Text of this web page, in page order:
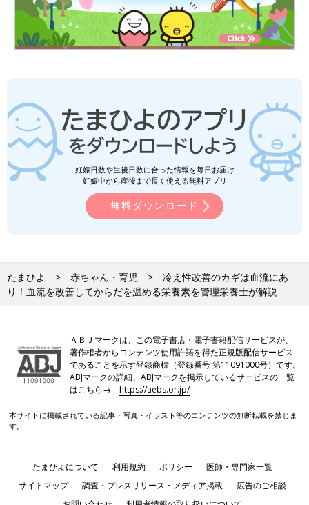
暖房器具やカイロなどを使って外側から温めるだけでなく、筋力
る食べ物を献立に取り入れて、冷え性の改善を目指しましょう。
症”の違いとは？
※2 厚生労働省研究班「女性の健康推進室 ヘルスケアラボ」冷
え
※3 徳島県医師会「体温と発熱１」
※4 大野接骨院/ハートプラン研究所「身体を温めることによる生
体反応」
※5 厚生労働省「e-ヘルスネット」たんぱく質
※8 株式会社わかさ生活「わかさの秘密」EPA
※9 株式会社わかさ生活「わかさの秘密」DHA
※10 厚生労働省「eJIM」カルニチン
妊娠日数や生後日数に合った情報を毎日お届け
妊娠中から産後まで長く使える無料アプリ
無料ダウンロード
たまひよ 赤ちゃん・育児
冷え性改善のカギは血流にあ
り！血流を改善してからだを温める栄養素を管理栄養士が解説
ＡＢＪマークは、この電子書店・電子書籍配信サービスが、
著作権者からコンテンツ使用許諾を得た正規版配信サービス
であることを示す登録商標（登録番号 第11091000号）です。
ABJマークの詳細、ABJマークを掲示しているサービスの一覧
はこちら→https://aebs.or.jp/
本サイトに掲載されている記事・写真・イラスト等のコンテンツの無断転載を禁じま
す。
たまひよについて 利用規約 ポリシー
医師・専門家一覧
サイトマップ
調査・プレスリリース・メディア掲載
広告のご相談